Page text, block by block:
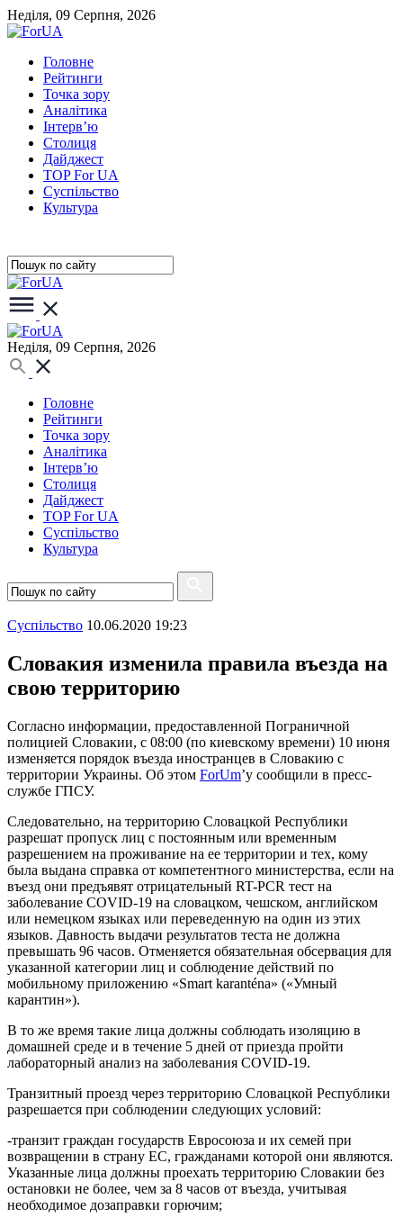
Неділя, 09 Серпня, 2026
Головне
Рейтинги
Точка зору
Аналітика
Інтерв’ю
Столиця
Дайджест
TOP For UA
Суспiльство
Культура
Неділя, 09 Серпня, 2026
Головне
Рейтинги
Точка зору
Аналітика
Інтерв’ю
Столиця
Дайджест
TOP For UA
Суспiльство
Культура
Суспiльство 10.06.2020 19:23
Словакия изменила правила въезда на
свою территорию
Согласно информации, предоставленной Пограничной
полицией Словакии, с 08:00 (по киевскому времени) 10 июня
изменяется порядок въезда иностранцев в Словакию с
территории Украины. Об этом ForUm’у сообщили в пресс-
службе ГПСУ.
Следовательно, на территорию Словацкой Республики
разрешат пропуск лиц с постоянным или временным
разрешением на проживание на ее территории и тех, кому
была выдана справка от компетентного министерства, если на
въезд они предъявят отрицательный RT-PCR тест на
заболевание COVID-19 на словацком, чешском, английском
или немецком языках или переведенную на один из этих
языков. Давность выдачи результатов теста не должна
превышать 96 часов. Отменяется обязательная обсервация для
указанной категории лиц и соблюдение действий по
мобильному приложению «Smart karanténa» («Умный
карантин»).
В то же время такие лица должны соблюдать изоляцию в
домашней среде и в течение 5 дней от приезда пройти
лабораторный анализ на заболевания COVID-19.
Транзитный проезд через территорию Словацкой Республики
разрешается при соблюдении следующих условий:
-транзит граждан государств Евросоюза и их семей при
возвращении в страну ЕС, гражданами которой они являются.
Указанные лица должны проехать территорию Словакии без
остановки не более, чем за 8 часов от въезда, учитывая
необходимое дозаправки горючим;